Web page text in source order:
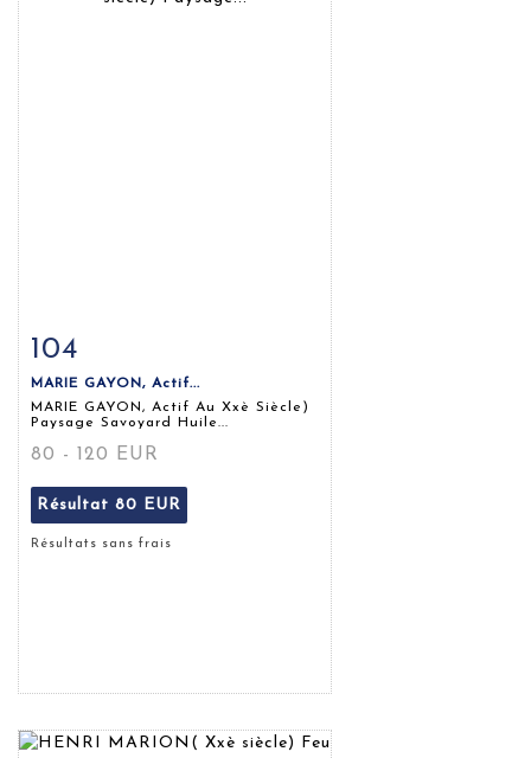
Fiche détaillée
104
MARIE GAYON, Actif...
MARIE GAYON, Actif Au Xxè Siècle)
Paysage Savoyard Huile...
80 - 120 EUR
Résultat 80 EUR
Résultats sans frais